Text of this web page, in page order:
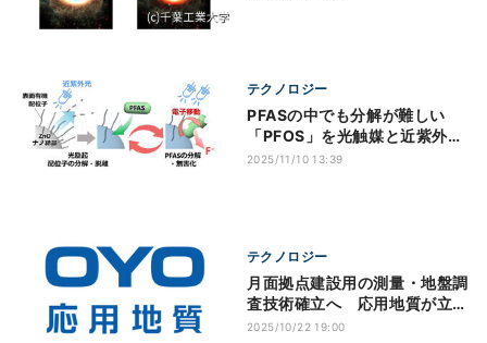
テクノロジー
PFASの中でも分解が難しい
「PFOS」を光触媒と近紫外光
で分解する手法、立命館が開発
2025/11/10 13:39
テクノロジー
月面拠点建設用の測量・地盤調
査技術確立へ 応用地質が立命
館大らと共同研究
2025/10/22 19:00